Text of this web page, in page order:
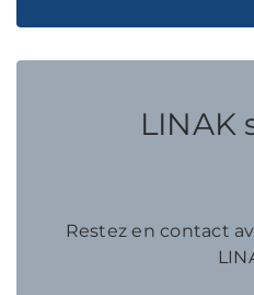
LINAK
Restez en contact